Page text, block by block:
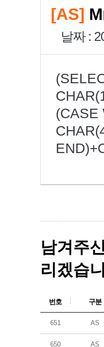
[AS]
날짜 :
(CASE
남겨주
리겠습
번호 구분
651 AS
650 AS